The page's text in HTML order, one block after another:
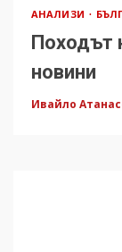
АНАЛИЗИ
Походът
новини
Ивайло